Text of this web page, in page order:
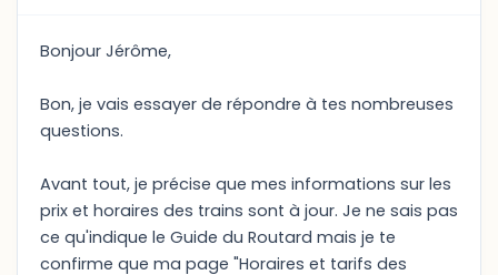
Bonjour Jérôme,
Bon, je vais essayer de répondre à tes nombreuses
questions.
Avant tout, je précise que mes informations sur les
prix et horaires des trains sont à jour. Je ne sais pas
ce qu'indique le Guide du Routard mais je te
confirme que ma page "Horaires et tarifs des